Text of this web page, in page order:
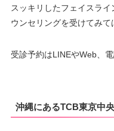
スッキリしたフェイスラ
ウンセリングを受けてみて
受診予約はLINEやWeb、
沖縄にあるTCB東京中